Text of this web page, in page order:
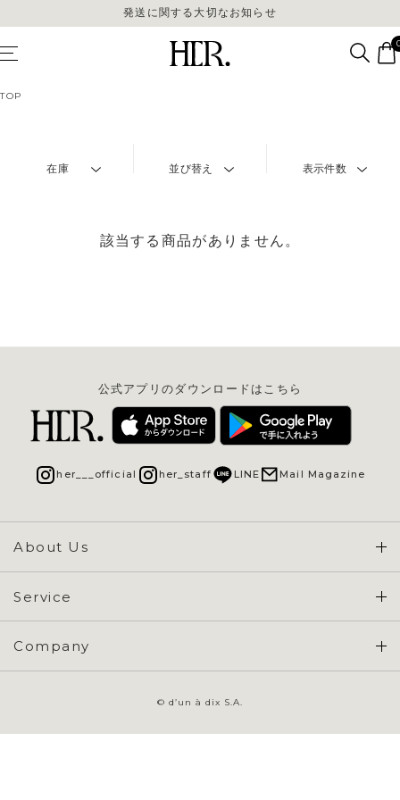
発送に関する大切なお知らせ
TOP
在庫 並び替え 表示件数
該当する商品がありません。
About Us
Concept & Overview
Service
会員登録 / ログイン
ご利用ガイド
お問い合わせ
Company
公式アプリのダウンロードはこちら
her___official her_staff LINE Mail Magazine
© d’un à dix S.A.